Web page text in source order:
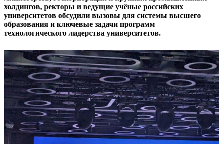
холдингов, ректоры и ведущие учёные российских
университетов обсудили вызовы для системы высшего
образования и ключевые задачи программ
технологического лидерства университетов.